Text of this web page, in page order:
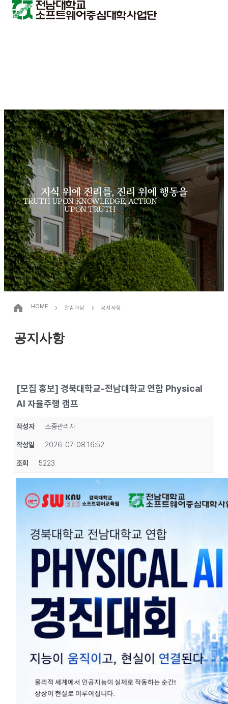
지식 위에 진리를, 진리 위에 행동을
TRUTH UPON KNOWLEDGE, ACTION
UPON TRUTH
HOME › 알림마당 › 공지사항
공지사항
[모집 홍보] 경북대학교-전남대학교 연합 Physical
AI 자율주행 캠프
작성자 소중관리자
작성일 2026-07-08 16:52
조회 5223